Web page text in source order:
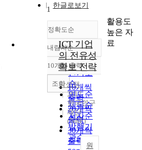
한글로보기
정확도순
정확도
순
인기도
순
연도순
제목순
저자순
발행기
관순
내림차순
내림차순
10개씩 출력
10개씩
출력
20개씩
출력
30개씩
출력
조회
1
ICT 기업
의 전유성
확보 전략
박성택
2017
한국연구
재단
(NRF)
원
활용도
높은 자
료